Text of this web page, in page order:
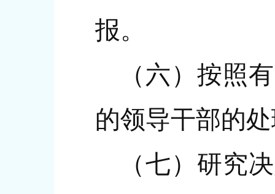
报。
（六）按照
的领导干部的
（七）研究